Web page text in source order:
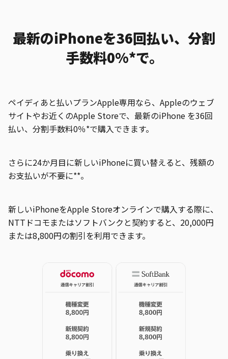
最新のiPhoneを36回払い、分割
手数料0%*で。
ペイディあと払いプランApple専用なら、Appleのウェブ
サイトやお近くのApple Storeで、最新のiPhone を36回
払い、分割手数料0％*で購入できます。
さらに24か月目に新しいiPhoneに買い替えると、残額の
お支払いが不要に**。
新しいiPhoneをApple Storeオンラインで購入する際に、
NTTドコモまたはソフトバンクと契約すると、20,000円
または8,800円の割引を利用できます。